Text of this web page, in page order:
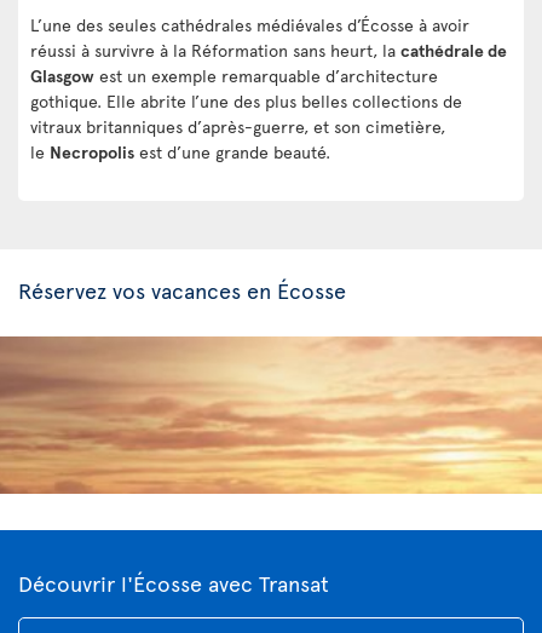
L’une des seules cathédrales médiévales d’Écosse à avoir
réussi à survivre à la Réformation sans heurt, la cathédrale de
Glasgow est un exemple remarquable d’architecture
gothique. Elle abrite l’une des plus belles collections de
vitraux britanniques d’après-guerre, et son cimetière,
le Necropolis est d’une grande beauté.
Réservez vos vacances en Écosse
Découvrir l'Écosse avec Transat